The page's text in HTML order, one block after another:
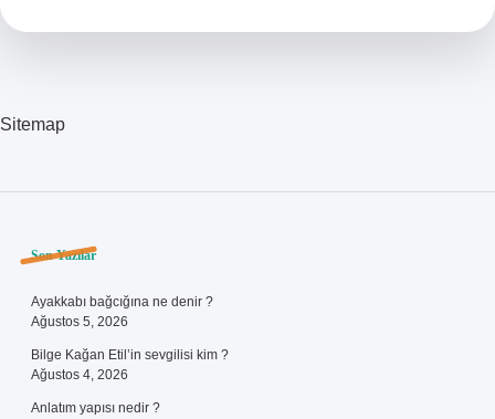
Sitemap
Sidebar
Son Yazılar
Ayakkabı bağcığına ne denir ?
Ağustos 5, 2026
Bilge Kağan Etil’in sevgilisi kim ?
Ağustos 4, 2026
Anlatım yapısı nedir ?